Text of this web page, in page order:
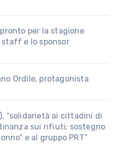
per la stagione
staff e lo sponsor
Ordile, protagonista
“solidarietà ai cittadini di
sui rifiuti; sostegno
e al gruppo PRT”